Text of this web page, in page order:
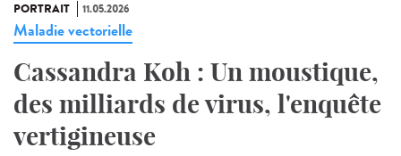
PORTRAIT 11.05.2026
Maladie vectorielle
Cassandra Koh : Un moustique,
des milliards de virus, l'enquête
vertigineuse